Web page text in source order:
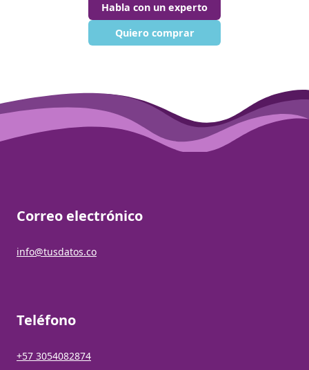
Habla con un experto
Quiero comprar
Correo electrónico
info@tusdatos.co
Teléfono
+57 3054082874